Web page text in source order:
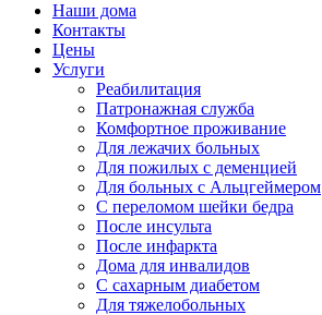
Наши дома
Контакты
Цены
Услуги
Реабилитация
Патронажная служба
Комфортное проживание
Для лежачих больных
Для пожилых с деменцией
Для больных с Альцгеймером
С переломом шейки бедра
После инсульта
После инфаркта
Дома для инвалидов
С сахарным диабетом
Для тяжелобольных